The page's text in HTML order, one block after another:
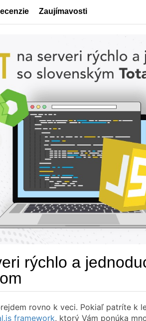
Zaujímavosti
rýchlo a
rovno k veci. Pokiaľ patríte k
framework, ktorý Vám ponúka